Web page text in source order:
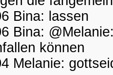
Bina: lassen
Bina:
können
Melanie: